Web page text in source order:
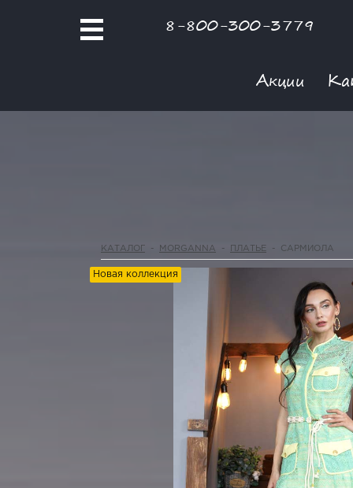
8-800-300-3779
Акции
КАТАЛОГ - MORGANNA - ПЛАТЬЕ - САРМИОЛА
Новая коллекция